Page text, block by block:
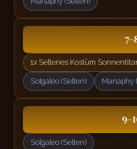
1x Seltenes Kostüm
Solgaleo (Selten) Manaphy
Solgaleo (Selten)